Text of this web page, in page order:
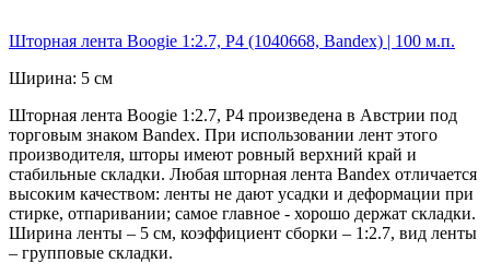
Шторная лента Boogie 1:2.7, P4 (1040668, Bandex) | 100 м.п.
Ширина: 5 см
Шторная лента Boogie 1:2.7, P4 произведена в Австрии под
торговым знаком Bandex. При использовании лент этого
производителя, шторы имеют ровный верхний край и
стабильные складки. Любая шторная лента Bandex отличается
высоким качеством: ленты не дают усадки и деформации при
стирке, отпаривании; самое главное - хорошо держат складки.
Ширина ленты – 5 см, коэффициент сборки – 1:2.7, вид ленты
– групповые складки.